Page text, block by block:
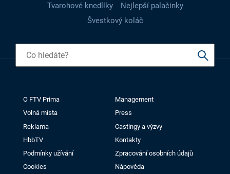
Tvarohové knedlíky
Nejlepší palačinky
Švestkový koláč
O FTV Prima
Management
Volná místa
Press
Reklama
Castingy a výzvy
HbbTV
Kontakty
Podmínky užívání
Zpracování osobních údajů
Cookies
Nápověda